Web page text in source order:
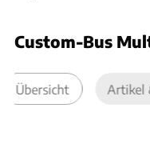
Custom-Bus
Übersicht Artikel